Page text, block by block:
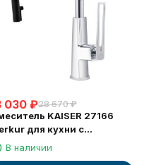
030 ₽28 670 ₽
KAISER 27166
для кухни с
изливом
В наличии